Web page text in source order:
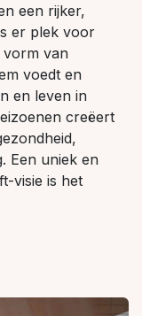
een rijker,
er plek voor
vorm van
voedt en
en leven in
creëert
Een uniek en
visie is het